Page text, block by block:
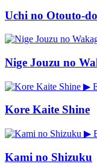
Uchi no Otouto-
Nige Jouzu no
▶
Kore Kaite Shine
▶
Kami no Shizuku